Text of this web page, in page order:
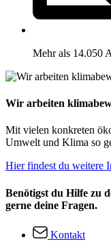
Mehr als 14.050
Wir arbeiten
Mit vielen konkreten
Umwelt und Klima so
Hier findest du weitere
Benötigst du Hilfe zu
gerne deine Fragen.
Kontakt